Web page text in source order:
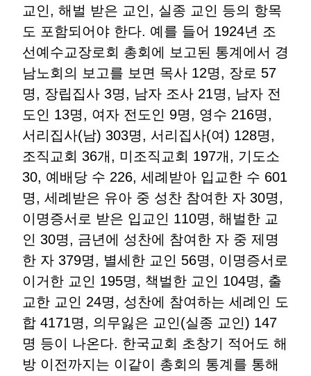
교인, 해벌 받은 교인, 실종 교인 등의 항목
도 포함되어야 한다. 예를 들어 1924년 조
선예수교장로회 총회에 보고된 통계에서 경
남노회의 보고를 보면 목사 12명, 장로 57
명, 장립집사 3명, 남자 조사 21명, 남자 전
도인 13명, 여자 전도인 9명, 영수 216명,
서리집사(남) 303명, 서리집사(여) 128명,
조직교회 36개, 미조직교회 197개, 기도소
30, 예배당 수 226, 세례받아 입교한 수 601
명, 세례받은 유아 중 성찬 참여한 자 30명,
이명증서로 받은 입교인 110명, 해벌한 교
인 30명, 금년에 성찬에 참여한 자 중 제명
한 자 379명, 별세한 교인 56명, 이명증서로
이거한 교인 195명, 책벌한 교인 104명, 출
교한 교인 24명, 성찬에 참여하는 세례인 도
합 4171명, 의무잃은 교인(실종 교인) 147
명 등이 나온다. 한국교회 초창기 적어도 해
방 이전까지는 이같이 총회의 통계를 통해